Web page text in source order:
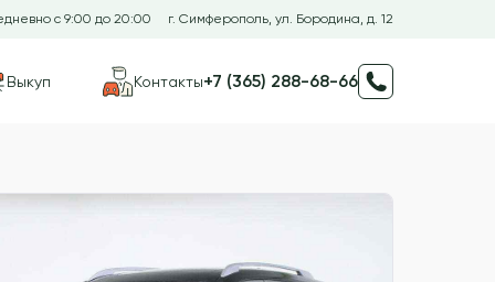
с 9:00 до 20:00 г. Симферополь, ул. Бородина, д. 12
Выкуп Контакты+7 (365) 288-68-66